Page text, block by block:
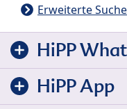
Erweiterte Suche
HiPP
HiPP App